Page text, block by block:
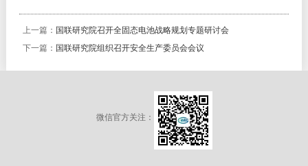
上一篇： 国联研究院召开全固态电池战略规划专题研讨会
下一篇： 国联研究院组织召开安全生产委员会会议
微信官方关注：